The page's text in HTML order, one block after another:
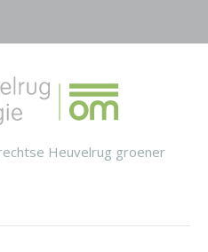
Heuvelrug groener